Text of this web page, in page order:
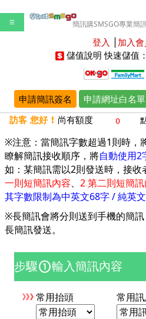
☰ 簡訊購SMSGO專業簡
登入 加入會
儲值說明 快速儲值
申請簡訊簽名 申請網址白名單
訪客 您好 ! 尚有額度
※注意：當簡訊字數超過1則時，
瞭解簡訊接收順序，將自動使用2
如：某簡訊需以2則發送時，接
一則短簡訊內容、 2 第二則短簡訊
其字數限制為中英文68字 / 純英文
※長簡訊會將分則送到手機的簡訊
長簡訊發送。
步驟counter_1輸入簡訊內容
常用抬頭 常用